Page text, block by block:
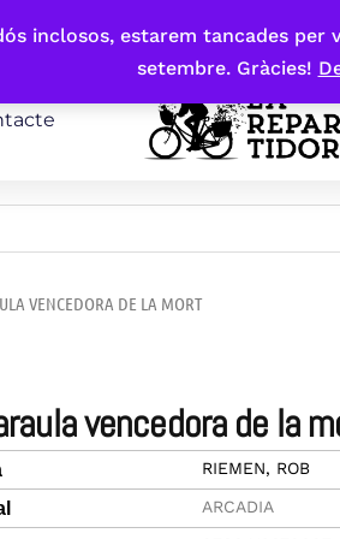
inclosos, estarem tancades
setembre. Gràcies!
VENCEDORA DE LA MORT
vencedora de la
RIEMEN, ROB
ARCADIA